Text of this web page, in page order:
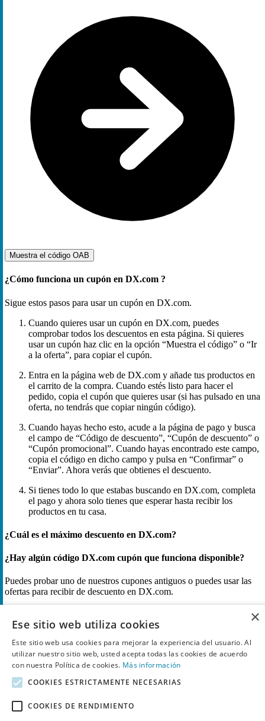
Muestra el código OAB
¿Cómo funciona un cupón en DX.com ?
Sigue estos pasos para usar un cupón en DX.com.
Cuando quieres usar un cupón en DX.com, puedes
comprobar todos los descuentos en esta página. Si quieres
usar un cupón haz clic en la opción “Muestra el código” o “Ir
a la oferta”, para copiar el cupón.
Entra en la página web de DX.com y añade tus productos en
el carrito de la compra. Cuando estés listo para hacer el
pedido, copia el cupón que quieres usar (si has pulsado en una
oferta, no tendrás que copiar ningún código).
Cuando hayas hecho esto, acude a la página de pago y busca
el campo de “Código de descuento”, “Cupón de descuento” o
“Cupón promocional”. Cuando hayas encontrado este campo,
copia el código en dicho campo y pulsa en “Confirmar” o
“Enviar”. Ahora verás que obtienes el descuento.
Si tienes todo lo que estabas buscando en DX.com, completa
el pago y ahora solo tienes que esperar hasta recibir los
productos en tu casa.
¿Cuál es el máximo descuento en DX.com?
¿Hay algún código DX.com cupón que funciona disponible?
Puedes probar uno de nuestros cupones antiguos o puedes usar las
ofertas para recibir de descuento en DX.com.
El descuento más elevado en DX.com es ahora de descuento para
productos en las rebajas. Si quieres probar uno de los cupones
antiguos que proporcionaban 2,50€ de descuento EXTRA en la
tienda de DX.com.
×
Ese sitio web utiliza cookies
Este sitio web usa cookies para mejorar la experiencia del usuario. Al
utilizar nuestro sitio web, usted acepta todas las cookies de acuerdo
con nuestra Política de cookies. Más información
COOKIES ESTRICTAMENTE NECESARIAS
COOKIES DE RENDIMIENTO